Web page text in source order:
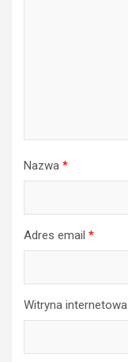
Nazwa *
Adres email *
Witryna internetowa